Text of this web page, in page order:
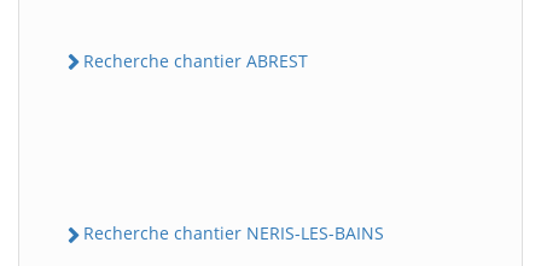
Recherche chantier ABREST
Recherche chantier NERIS-LES-BAINS